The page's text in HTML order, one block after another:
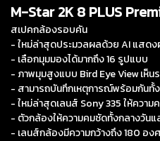
M-Star 2K 8 PLUS
สเปคกล้องรอบคัน
- ใหม่ล่าสุดประมวลผลด้วย AI แสด
- เลือกมุมมองได้มากถึง 16 รูปแบบ
- ภาพมุมสูงแบบ Bird Eye View เห็น
- สามารถบันทึกเหตุการณ์พร้อมกันทั้ง
- ใหม่ล่าสุดเลนส์ Sony 335 ให้ควา
- ตัวกล้องให้ความคมชัดทั้งกลางวัน
- เลนส์กล้องมีความกว้างถึง 180 อง